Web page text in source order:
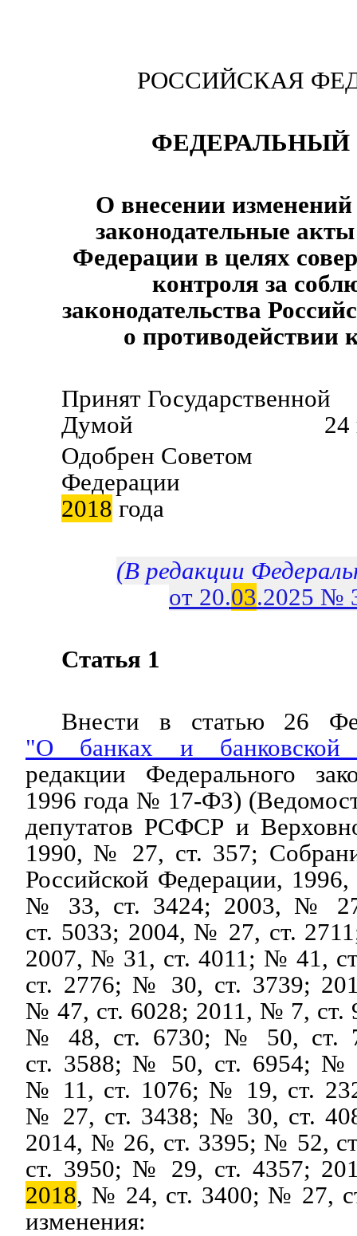
РОССИЙСКАЯ
ФЕДЕРАЛЬНЫЙ
О внесении
законодательные
Федерации в целях
контроля за
законодательства
о противодействии
Принят Государственной
Думой 24
Одобрен Советом
Федерации
2018 года
(В редакции
от 20.03.2025 №
Статья 1
Внести в статью 26
"О банках и банковской
редакции Федерального
1996 года № 17-ФЗ)
депутатов РСФСР и
1990, № 27, ст. 357;
Российской Федерации,
№ 33, ст. 3424; 2003, №
ст. 5033; 2004, № 27, ст.
2007, № 31, ст. 4011; № 41,
ст. 2776; № 30, ст. 3739;
№ 47, ст. 6028; 2011, № 7, ст.
№ 48, ст. 6730; № 50, ст.
ст. 3588; № 50, ст. 6954; №
№ 11, ст. 1076; № 19, ст.
№ 27, ст. 3438; № 30, ст.
2014, № 26, ст. 3395; № 52,
ст. 3950; № 29, ст. 4357;
2018, № 24, ст. 3400; № 27,
изменения: